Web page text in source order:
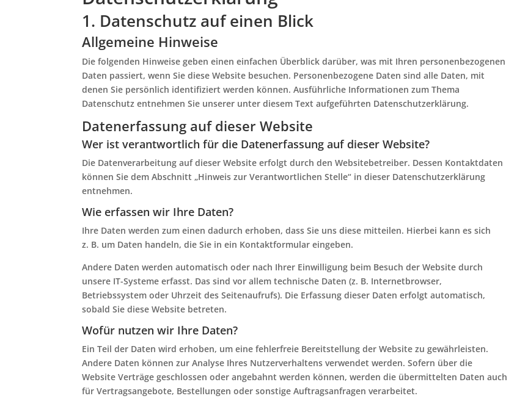
1. Datenschutz auf einen Blick
Allgemeine Hinweise
Die folgenden Hinweise geben einen einfachen Überblick darüber, was mit Ihren personenbezogenen
Daten passiert, wenn Sie diese Website besuchen. Personenbezogene Daten sind alle Daten, mit
denen Sie persönlich identifiziert werden können. Ausführliche Informationen zum Thema
Datenschutz entnehmen Sie unserer unter diesem Text aufgeführten Datenschutzerklärung.
Datenerfassung auf dieser Website
Wer ist verantwortlich für die Datenerfassung auf dieser Website?
Die Datenverarbeitung auf dieser Website erfolgt durch den Websitebetreiber. Dessen Kontaktdaten
können Sie dem Abschnitt „Hinweis zur Verantwortlichen Stelle“ in dieser Datenschutzerklärung
entnehmen.
Wie erfassen wir Ihre Daten?
Ihre Daten werden zum einen dadurch erhoben, dass Sie uns diese mitteilen. Hierbei kann es sich
z. B. um Daten handeln, die Sie in ein Kontaktformular eingeben.
Andere Daten werden automatisch oder nach Ihrer Einwilligung beim Besuch der Website durch
unsere IT-Systeme erfasst. Das sind vor allem technische Daten (z. B. Internetbrowser,
Betriebssystem oder Uhrzeit des Seitenaufrufs). Die Erfassung dieser Daten erfolgt automatisch,
sobald Sie diese Website betreten.
Wofür nutzen wir Ihre Daten?
Ein Teil der Daten wird erhoben, um eine fehlerfreie Bereitstellung der Website zu gewährleisten.
Andere Daten können zur Analyse Ihres Nutzerverhaltens verwendet werden. Sofern über die
Website Verträge geschlossen oder angebahnt werden können, werden die übermittelten Daten auch
für Vertragsangebote, Bestellungen oder sonstige Auftragsanfragen verarbeitet.